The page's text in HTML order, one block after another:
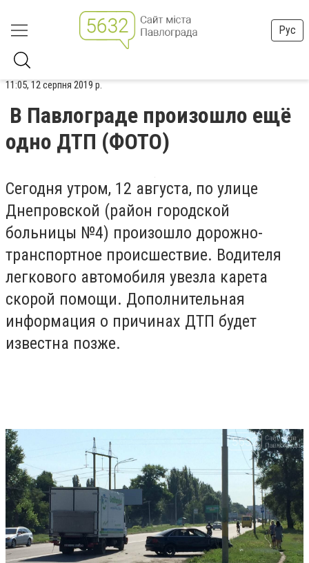
Рус
11:05, 12 серпня 2019 р.
В Павлограде произошло ещё
одно ДТП (ФОТО)
Сегодня утром, 12 августа, по улице
Днепровской (район городской
больницы №4) произошло дорожно-
транспортное происшествие. Водителя
легкового автомобиля увезла карета
скорой помощи. Дополнительная
информация о причинах ДТП будет
известна позже.